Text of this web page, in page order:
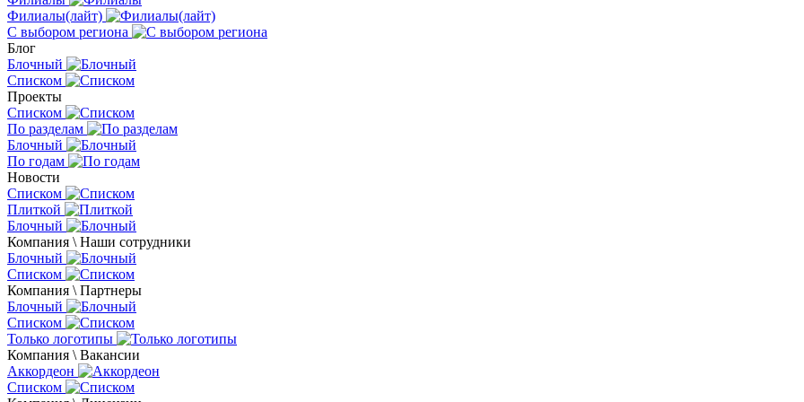
Филиалы(лайт)
С выбором региона
Блог
Блочный
Списком
Проекты
Списком
По разделам
Блочный
По годам
Новости
Списком
Плиткой
Блочный
Компания \ Наши сотрудники
Блочный
Списком
Компания \ Партнеры
Блочный
Списком
Только логотипы
Компания \ Вакансии
Аккордеон
Списком